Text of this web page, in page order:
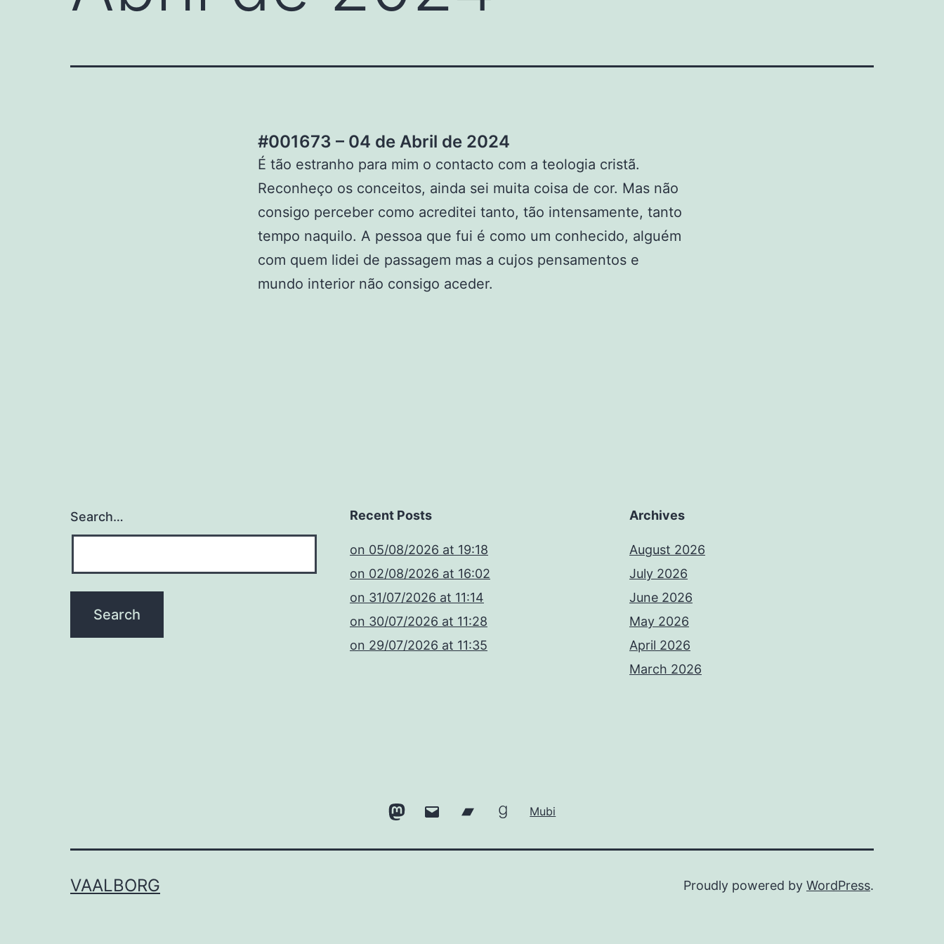
#001673 – 04 de Abril de 2024
É tão estranho para mim o contacto com a teologia cristã.
Reconheço os conceitos, ainda sei muita coisa de cor. Mas não
consigo perceber como acreditei tanto, tão intensamente, tanto
tempo naquilo. A pessoa que fui é como um conhecido, alguém
com quem lidei de passagem mas a cujos pensamentos e
mundo interior não consigo aceder.
Search… Recent Posts
​on 05/08/2026 at 19:18
​on 02/08/2026 at 16:02
​on 31/07/2026 at 11:14
​on 30/07/2026 at 11:28
​on 29/07/2026 at 11:35
Archives
August 2026
July 2026
June 2026
May 2026
April 2026
March 2026
MastodonEmail BandcampGoodreads
Mubi
VAALBORG Proudly powered by WordPress.